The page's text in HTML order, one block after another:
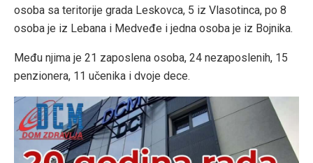
osoba sa teritorije grada Leskovca, 5 iz Vlasotinca, po 8
osoba je iz Lebana i Medveđe i jedna osoba je iz Bojnika.
Među njima je 21 zaposlena osoba, 24 nezaposlenih, 15
penzionera, 11 učenika i dvoje dece.